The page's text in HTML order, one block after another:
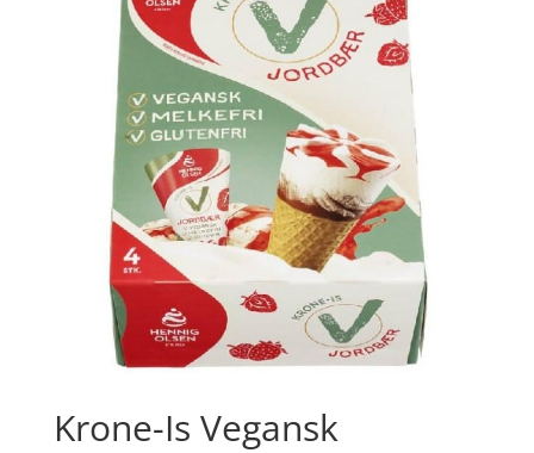
Krone-Is Vegansk